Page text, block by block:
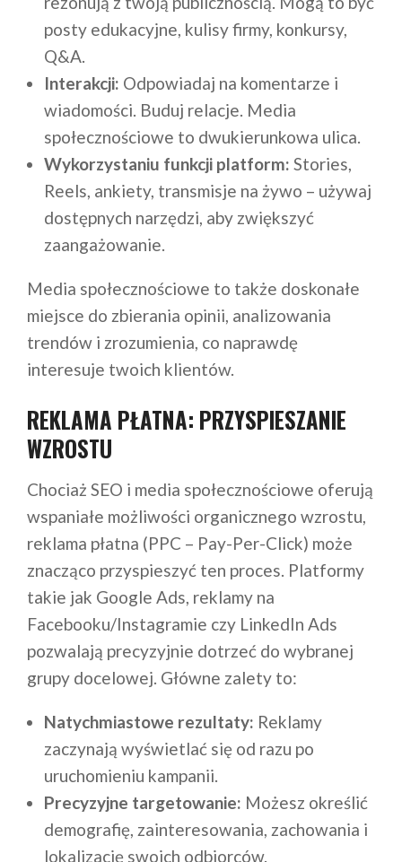
posty edukacyjne, kulisy firmy, konkursy,
Q&A.
Interakcji: Odpowiadaj na komentarze i
wiadomości. Buduj relacje. Media
społecznościowe to dwukierunkowa ulica.
Wykorzystaniu funkcji platform: Stories,
Reels, ankiety, transmisje na żywo – używaj
dostępnych narzędzi, aby zwiększyć
zaangażowanie.
Media społecznościowe to także doskonałe
miejsce do zbierania opinii, analizowania
trendów i zrozumienia, co naprawdę
interesuje twoich klientów.
REKLAMA PŁATNA: PRZYSPIESZANIE
WZROSTU
Chociaż SEO i media społecznościowe oferują
wspaniałe możliwości organicznego wzrostu,
reklama płatna (PPC – Pay-Per-Click) może
znacząco przyspieszyć ten proces. Platformy
takie jak Google Ads, reklamy na
Facebooku/Instagramie czy LinkedIn Ads
pozwalają precyzyjnie dotrzeć do wybranej
grupy docelowej. Główne zalety to:
Natychmiastowe rezultaty: Reklamy
zaczynają wyświetlać się od razu po
uruchomieniu kampanii.
Precyzyjne targetowanie: Możesz określić
demografię, zainteresowania, zachowania i
lokalizację swoich odbiorców.